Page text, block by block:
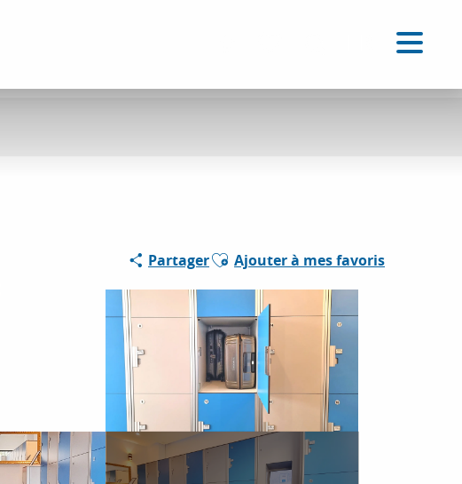
PartagerAjouter aux favoris
Ajouter à mes favoris